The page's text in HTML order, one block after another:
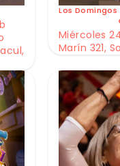
Los
Miércoles
Marín 321,